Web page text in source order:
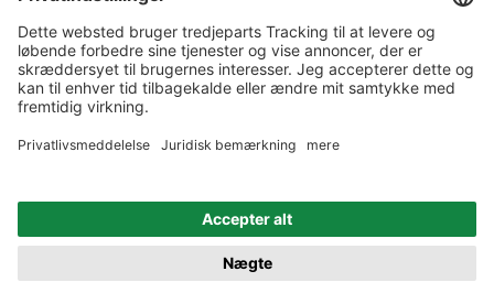
450 DKK gratis fragt
Kundeservice:
1.000 vinavlere –
Vinhandler
i år 2022
Tilbage